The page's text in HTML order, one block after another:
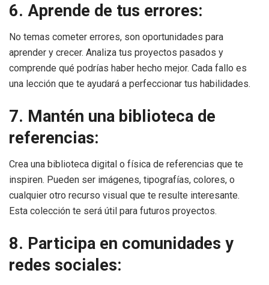
6. Aprende de tus errores:
No temas cometer errores, son oportunidades para
aprender y crecer. Analiza tus proyectos pasados y
comprende qué podrías haber hecho mejor. Cada fallo es
una lección que te ayudará a perfeccionar tus habilidades.
7. Mantén una biblioteca de
referencias:
Crea una biblioteca digital o física de referencias que te
inspiren. Pueden ser imágenes, tipografías, colores, o
cualquier otro recurso visual que te resulte interesante.
Esta colección te será útil para futuros proyectos.
8. Participa en comunidades y
redes sociales: